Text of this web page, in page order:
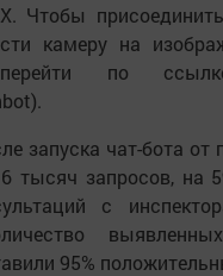
Чтобы
камеру на
по
запуска чат-бота от
тысяч запросов, на
с
95%